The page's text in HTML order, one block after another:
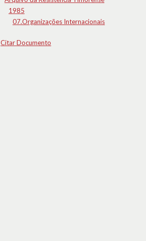
1985
07.Organizações Internacionais
Citar Documento